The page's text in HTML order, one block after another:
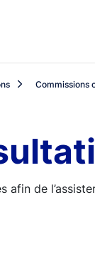
Commissions
de